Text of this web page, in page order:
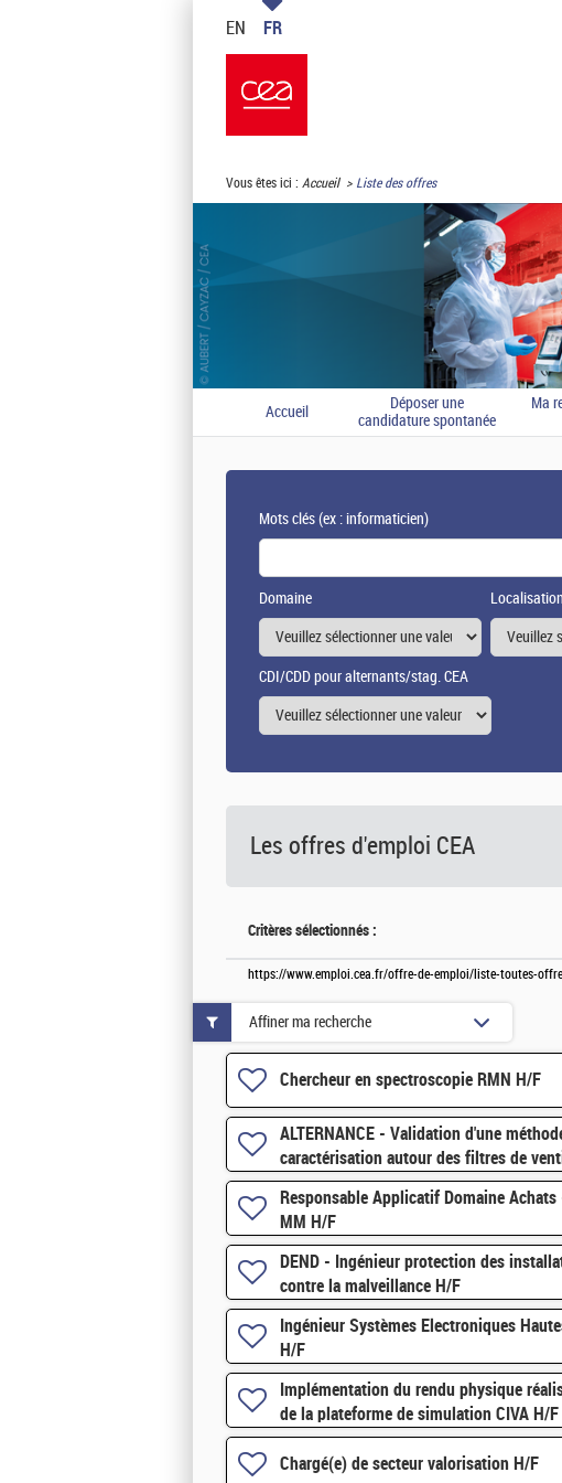
EN FR
Vous êtes ici : Accueil Liste des offres
Accueil
Déposer une
candidature spontanée
Ma
Mots clés(ex : informaticien)
Domaine
CDI/CDD pour alternants/stag. CEA
Les offres d'emploi CEA
Critères sélectionnés :
https://www.emploi.cea.fr/offre-de-emploi/liste-toutes-
Chercheur en spectroscopie RMN H/F
ALTERNANCE - Validation d'une
caractérisation autour des filtres de
H/F
Responsable Applicatif Domaine
MM H/F
DEND - Ingénieur protection des
contre la malveillance H/F
Ingénieur Systèmes Electroniques
H/F
Implémentation du rendu physique
de la plateforme de simulation CIVA H/F
Chargé(e) de secteur valorisation H/F
Affiner ma recherche